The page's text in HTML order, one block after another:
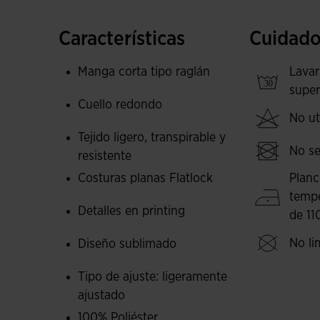
Fabricada al 100% en poliéster interlock, esta
mantener la piel seca, incluso en situaciones
costuras planas con tecnología FLATLOCK
un confort superior durante todo el día.
Esta camiseta es una pieza esencial para el
rendimiento y confort durante la Copa Davis,
espíritu del evento.
Logotipo de Joma y Copa Davis en printing y
Características
Manga corta tipo raglán
Cuello redondo
Tejido ligero, transpirable y
resistente
Costuras planas Flatlock
Detalles en printing
Diseño sublimado
Tipo de ajuste: ligeramente
ajustado
No
No
de
No